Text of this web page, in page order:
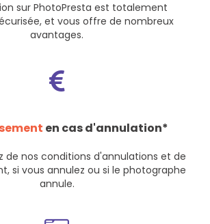
sur PhotoPresta est totalement
et vous offre de nombreux
avantages.
en cas d'annulation*
de nos conditions d'annulations et de
, si vous annulez ou si le photographe
annule.